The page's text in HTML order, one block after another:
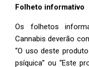
Folheto informativo
Os folhetos
Cannabis deverão
“O uso deste
psíquica” ou “Este